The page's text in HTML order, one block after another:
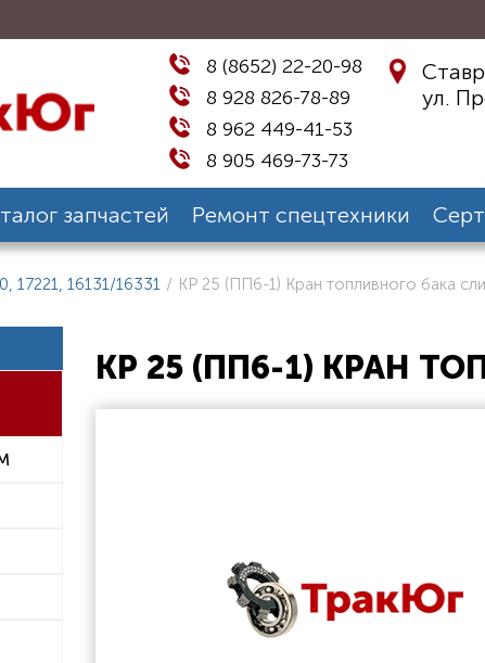
8 (8652) 22-20-98
8 928 826-78-89
8 962 449-41-53
8 905 469-73-73
ул.
запчастей Ремонт спецтехники
17221, 16131/16331 / КР 25 (ПП6-1) Кран топливного бака
КР 25 (ПП6-1) КРАН